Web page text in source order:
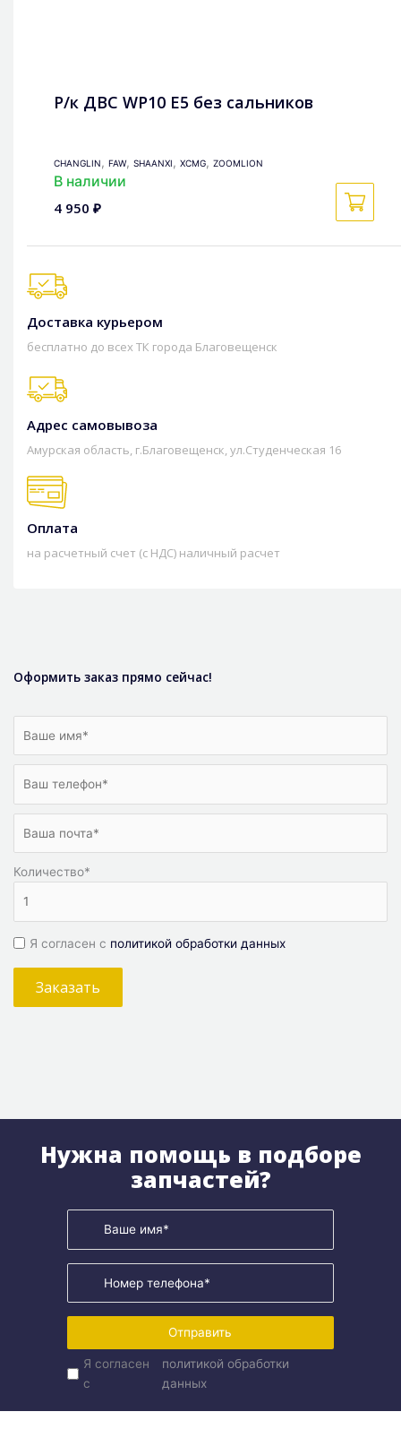
Р/к ДВС WP10 Е5 без сальников
CHANGLIN , FAW, SHAANXI , XCMG, ZOOMLION
В наличии
4 950 ₽
Доставка курьером
бесплатно до всех ТК города Благовещенск
Адрес самовывоза
Амурская область, г.Благовещенск, ул.Студенческая 16
Оплата
на расчетный счет (с НДС) наличный расчет
Оформить заказ прямо сейчас!
Количество*
Я согласен с политикой обработки данных
Заказать
Нужна помощь в подборе
запчастей?
Отправить
Я согласен
с
политикой обработки
данных